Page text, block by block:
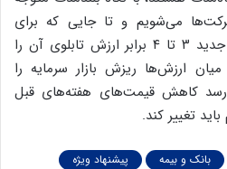
می‌شویم و تا جایی که برای
سرمایه‌گذاری و ایجاد شرکتی جدید ۳ تا ۴ برابر ارزش تابلوی آن را
ارزش‌ها ریزش بازار سرمایه را
کاهش‌ قیمت‌های هفته‌های قبل
تغییر کند.
بانک و بیمه پیشنهاد ویژه